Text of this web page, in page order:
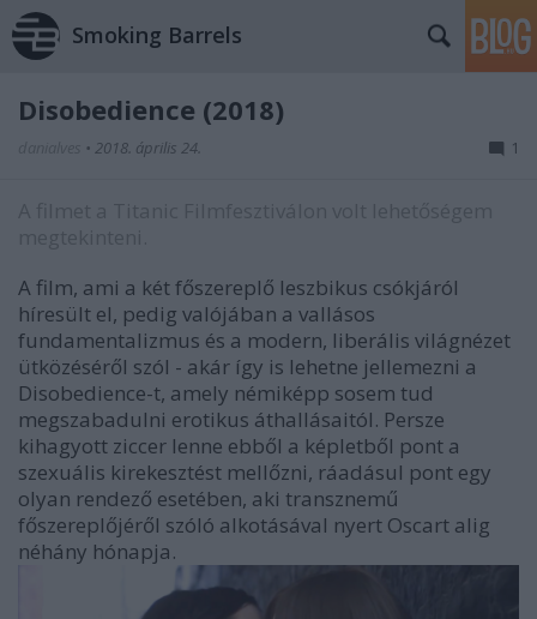
Smoking Barrels
Disobedience (2018)
• 2018. április 24. 1
A film, ami a két főszereplő leszbikus csókjáról
híresült el, pedig valójában a vallásos
fundamentalizmus és a modern, liberális világnézet
ütközéséről szól - akár így is lehetne jellemezni a
Disobedience-t, amely némiképp sosem tud
megszabadulni erotikus áthallásaitól. Persze
kihagyott ziccer lenne ebből a képletből pont a
szexuális kirekesztést mellőzni, ráadásul pont egy
olyan rendező esetében, aki transznemű
főszereplőjéről szóló alkotásával nyert Oscart alig
néhány hónapja.